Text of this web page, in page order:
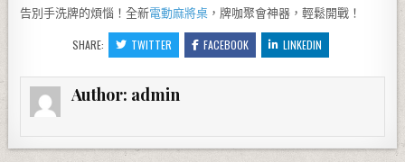
告別手洗牌的煩惱！全新電動麻將桌 ，牌咖聚會神器，輕鬆開戰！
SHARE: TWITTER FACEBOOK LINKEDIN
Author: admin